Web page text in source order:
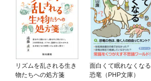
リズムを乱される生き
物たちへの処方箋
面白くて眠れなくなる
恐竜（PHP文庫）